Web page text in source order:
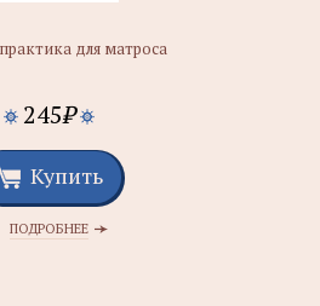
для матроса
245₽
Купить
ПОДРОБНЕЕ